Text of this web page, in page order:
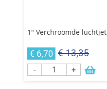
1" Verchroomde luchtjet
€ 6,70 € 13,35
- +